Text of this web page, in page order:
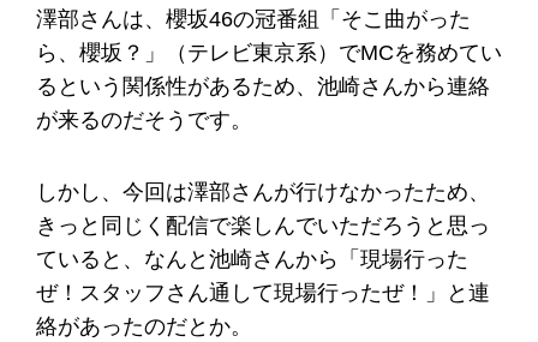
澤部さんは、櫻坂46の冠番組「そこ曲がった
ら、櫻坂？」（テレビ東京系）でMCを務めてい
るという関係性があるため、池崎さんから連絡
が来るのだそうです。
しかし、今回は澤部さんが行けなかったため、
きっと同じく配信で楽しんでいただろうと思っ
ていると、なんと池崎さんから「現場行った
ぜ！スタッフさん通して現場行ったぜ！」と連
絡があったのだとか。